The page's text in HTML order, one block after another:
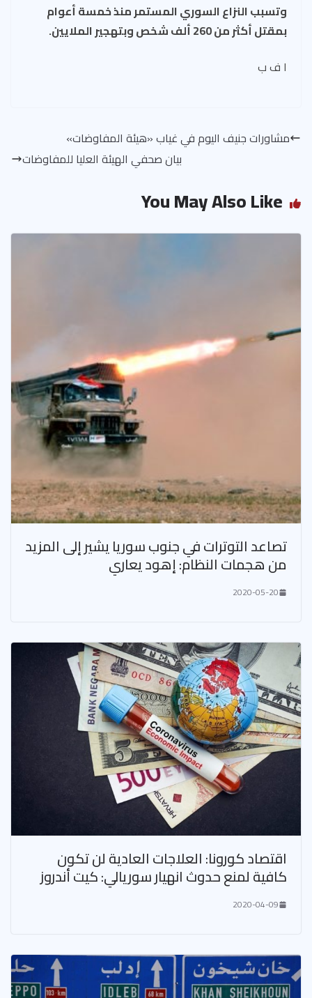
وتسبب النزاع السوري المستمر منذ خمسة أعوام
بمقتل أكثر من 260 ألف شخص وبتهجير الملايين.
ا ف ب
مشاورات جنيف اليوم في غياب «هيئة المفاوضات»
بيان صحفي الهيئة العليا للمفاوضات
You May Also Like
تصاعد التوترات في جنوب سوريا يشير إلى المزيد
من هجمات النظام: إهود يعاري
2020-05-20
اقتصاد كورونا: العلاجات العادية لن تكون
كافية لمنع حدوث انهيار سوريالي: كيت أندروز
2020-04-09